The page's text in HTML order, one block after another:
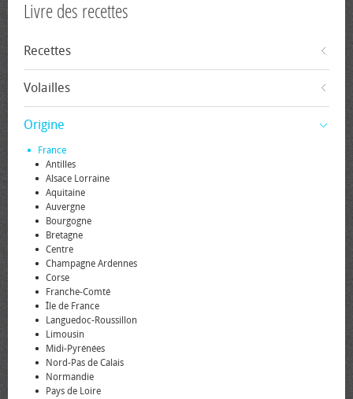
Livre des recettes
Recettes
Volailles
Origine
France
Antilles
Alsace Lorraine
Aquitaine
Auvergne
Bourgogne
Bretagne
Centre
Champagne Ardennes
Corse
Franche-Comté
Île de France
Languedoc-Roussillon
Limousin
Midi-Pyrénées
Nord-Pas de Calais
Normandie
Pays de Loire